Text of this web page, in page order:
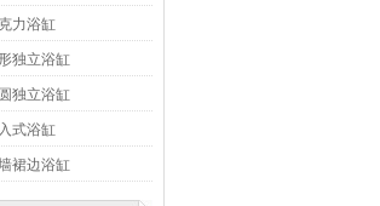
力浴缸
独立浴缸
独立浴缸
式浴缸
裙边浴缸